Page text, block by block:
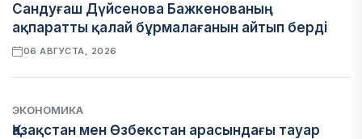
Сандуғаш Дүйсенова Бажкенованың
ақпаратты қалай бұрмалағанын айтып берді
06 АВГУСТА, 2026
ЭКОНОМИКА
Қазақстан мен Өзбекстан арасындағы тауар